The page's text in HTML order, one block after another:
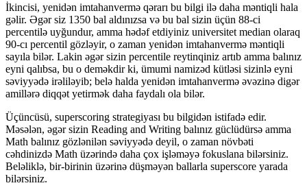
İkincisi, yenidən imtahanvermə qərarı bu bilgi ilə daha məntiqli hala
gəlir. Əgər siz 1350 bal aldınızsa və bu bal sizin üçün 88-ci
percentilə uyğundur, amma hədəf etdiyiniz universitet median olaraq
90-cı percentil gözləyir, o zaman yenidən imtahanvermə məntiqli
sayıla bilər. Lakin əgər sizin percentile reytinqiniz artıb amma balınız
eyni qalıbsa, bu o deməkdir ki, ümumi namizəd kütləsi sizinlə eyni
səviyyədə irəliləyib; belə halda yenidən imtahanvermə əvəzinə digər
amillərə diqqət yetirmək daha faydalı ola bilər.
Üçüncüsü, superscoring strategiyası bu bilgidən istifadə edir.
Məsələn, əgər sizin Reading and Writing balınız güclüdürsə amma
Math balınız gözlənilən səviyyədə deyil, o zaman növbəti
cəhdinizdə Math üzərində daha çox işləməyə fokuslana bilərsiniz.
Beləliklə, bir-birinin üzərinə düşməyən ballarla superscore yarada
bilərsiniz.